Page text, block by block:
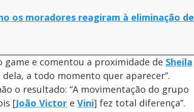
os moradores reagiram à eliminação de
game e comentou a proximidade de Sheila
a todo momento quer aparecer”.
o resultado: “A movimentação do grupo
[João Victor e Vini] fez total diferença”.